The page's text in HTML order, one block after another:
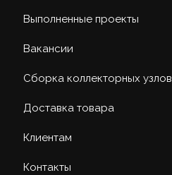
Выполненные проекты
Вакансии
Сборка коллекторных узлов
Доставка товара
Клиентам
Контакты